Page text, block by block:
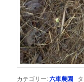
カテゴリー:六車農園